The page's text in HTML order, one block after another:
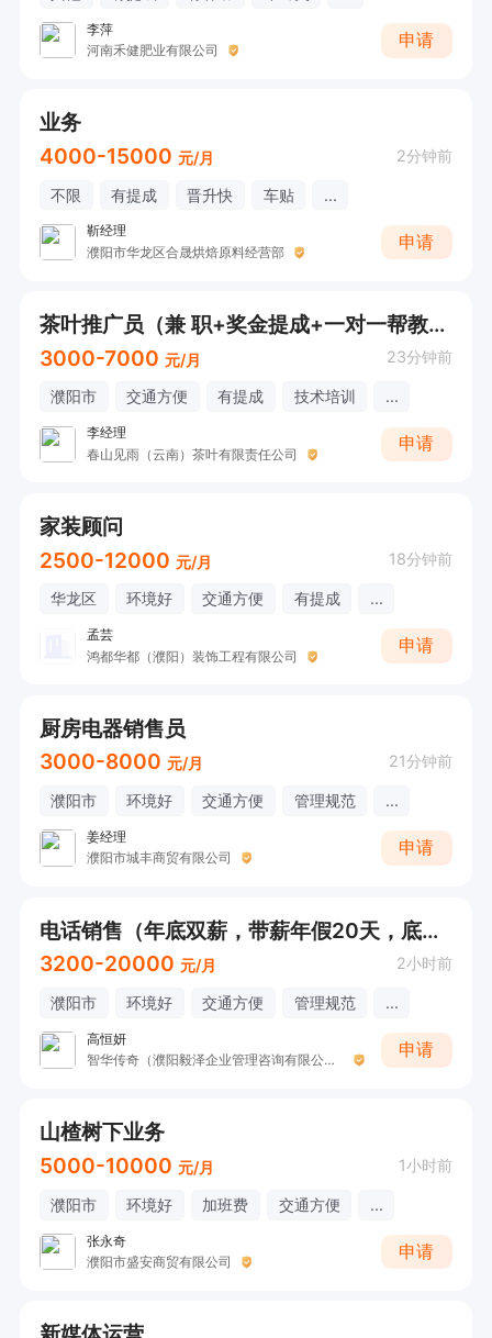
李萍
河南禾健肥业有限公司
申请
业务
4000-15000 元/月 2分钟前
不限 有提成 晋升快 车贴 ...
靳经理
濮阳市华龙区合晟烘焙原料经营部
申请
茶叶推广员（兼 职+奖金提成+一对一帮教带+副业新赛道）
3000-7000 元/月 23分钟前
濮阳市 交通方便 有提成 技术培训 ...
李经理
春山见雨（云南）茶叶有限责任公司
申请
家装顾问
2500-12000 元/月 18分钟前
华龙区 环境好 交通方便 有提成 ...
孟芸
鸿都华都（濮阳）装饰工程有限公司
申请
厨房电器销售员
3000-8000 元/月 21分钟前
濮阳市 环境好 交通方便 管理规范 ...
姜经理
濮阳市城丰商贸有限公司
申请
电话销售（年底双薪，带薪年假20天，底薪3200）
3200-20000 元/月 2小时前
濮阳市 环境好 交通方便 管理规范 ...
高恒妍
智华传奇（濮阳毅泽企业管理咨询有限公司）
申请
山楂树下业务
5000-10000 元/月 1小时前
濮阳市 环境好 加班费 交通方便 ...
张永奇
濮阳市盛安商贸有限公司
申请